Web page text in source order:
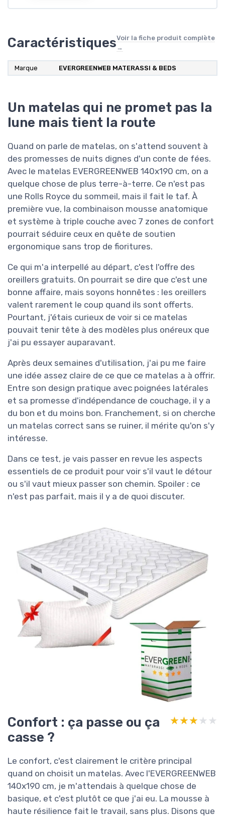
CaractéristiquesVoir la fiche produit complète
→
Marque EVERGREENWEB MATERASSI & BEDS
Un matelas qui ne promet pas la
lune mais tient la route
Quand on parle de matelas, on s'attend souvent à
des promesses de nuits dignes d'un conte de fées.
Avec le matelas EVERGREENWEB 140x190 cm, on a
quelque chose de plus terre-à-terre. Ce n'est pas
une Rolls Royce du sommeil, mais il fait le taf. À
première vue, la combinaison mousse anatomique
et système à triple couche avec 7 zones de confort
pourrait séduire ceux en quête de soutien
ergonomique sans trop de fioritures.
Ce qui m'a interpellé au départ, c'est l'offre des
oreillers gratuits. On pourrait se dire que c'est une
bonne affaire, mais soyons honnêtes : les oreillers
valent rarement le coup quand ils sont offerts.
Pourtant, j'étais curieux de voir si ce matelas
pouvait tenir tête à des modèles plus onéreux que
j'ai pu essayer auparavant.
Après deux semaines d'utilisation, j'ai pu me faire
une idée assez claire de ce que ce matelas a à offrir.
Entre son design pratique avec poignées latérales
et sa promesse d'indépendance de couchage, il y a
du bon et du moins bon. Franchement, si on cherche
un matelas correct sans se ruiner, il mérite qu'on s'y
intéresse.
Dans ce test, je vais passer en revue les aspects
essentiels de ce produit pour voir s'il vaut le détour
ou s'il vaut mieux passer son chemin. Spoiler : ce
n'est pas parfait, mais il y a de quoi discuter.
Confort : ça passe ou ça
casse ?
★★★★★
★★★★★
Le confort, c'est clairement le critère principal
quand on choisit un matelas. Avec l'EVERGREENWEB
140x190 cm, je m'attendais à quelque chose de
basique, et c'est plutôt ce que j'ai eu. La mousse à
haute résilience fait le travail, sans plus. Disons que